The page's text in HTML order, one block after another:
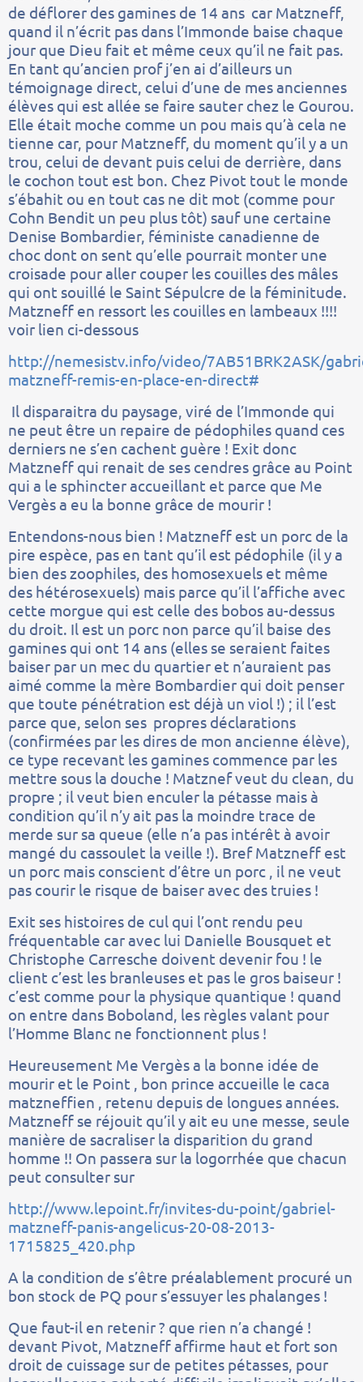
de déflorer des gamines de 14 ans car Matzneff,
quand il n’écrit pas dans l’Immonde baise chaque
jour que Dieu fait et même ceux qu’il ne fait pas.
En tant qu’ancien prof j’en ai d’ailleurs un
témoignage direct, celui d’une de mes anciennes
élèves qui est allée se faire sauter chez le Gourou.
Elle était moche comme un pou mais qu’à cela ne
tienne car, pour Matzneff, du moment qu’il y a un
trou, celui de devant puis celui de derrière, dans
le cochon tout est bon. Chez Pivot tout le monde
s’ébahit ou en tout cas ne dit mot (comme pour
Cohn Bendit un peu plus tôt) sauf une certaine
Denise Bombardier, féministe canadienne de
choc dont on sent qu’elle pourrait monter une
croisade pour aller couper les couilles des mâles
qui ont souillé le Saint Sépulcre de la féminitude.
Matzneff en ressort les couilles en lambeaux !!!!
voir lien ci-dessous
http://nemesistv.info/video/7AB51BRK2ASK/
matzneff-remis-en-place-en-direct#
Il disparaitra du paysage, viré de l’Immonde qui
ne peut être un repaire de pédophiles quand ces
derniers ne s’en cachent guère ! Exit donc
Matzneff qui renait de ses cendres grâce au Point
qui a le sphincter accueillant et parce que Me
Vergès a eu la bonne grâce de mourir !
Entendons-nous bien ! Matzneff est un porc de la
pire espèce, pas en tant qu’il est pédophile (il y a
bien des zoophiles, des homosexuels et même
des hétérosexuels) mais parce qu’il l’affiche avec
cette morgue qui est celle des bobos au-dessus
du droit. Il est un porc non parce qu’il baise des
gamines qui ont 14 ans (elles se seraient faites
baiser par un mec du quartier et n’auraient pas
aimé comme la mère Bombardier qui doit penser
que toute pénétration est déjà un viol !) ; il l’est
parce que, selon ses propres déclarations
(confirmées par les dires de mon ancienne élève),
ce type recevant les gamines commence par les
mettre sous la douche ! Matznef veut du clean, du
propre ; il veut bien enculer la pétasse mais à
condition qu’il n’y ait pas la moindre trace de
merde sur sa queue (elle n’a pas intérêt à avoir
mangé du cassoulet la veille !). Bref Matzneff est
un porc mais conscient d’être un porc , il ne veut
pas courir le risque de baiser avec des truies !
Exit ses histoires de cul qui l’ont rendu peu
fréquentable car avec lui Danielle Bousquet et
Christophe Carresche doivent devenir fou ! le
client c’est les branleuses et pas le gros baiseur !
c’est comme pour la physique quantique ! quand
on entre dans Boboland, les règles valant pour
l’Homme Blanc ne fonctionnent plus !
Heureusement Me Vergès a la bonne idée de
mourir et le Point , bon prince accueille le caca
matzneffien , retenu depuis de longues années.
Matzneff se réjouit qu’il y ait eu une messe, seule
manière de sacraliser la disparition du grand
homme !! On passera sur la logorrhée que chacun
peut consulter sur
http://www.lepoint.fr/invites-du-point/gabriel-
matzneff-panis-angelicus-20-08-2013-
1715825_420.php
A la condition de s’être préalablement procuré un
bon stock de PQ pour s’essuyer les phalanges !
Que faut-il en retenir ? que rien n’a changé !
devant Pivot, Matzneff affirme haut et fort son
droit de cuissage sur de petites pétasses, pour